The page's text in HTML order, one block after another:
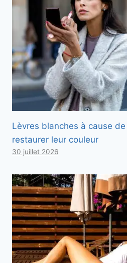
Lèvres blanches à cause de
restaurer leur couleur
30 juillet 2026